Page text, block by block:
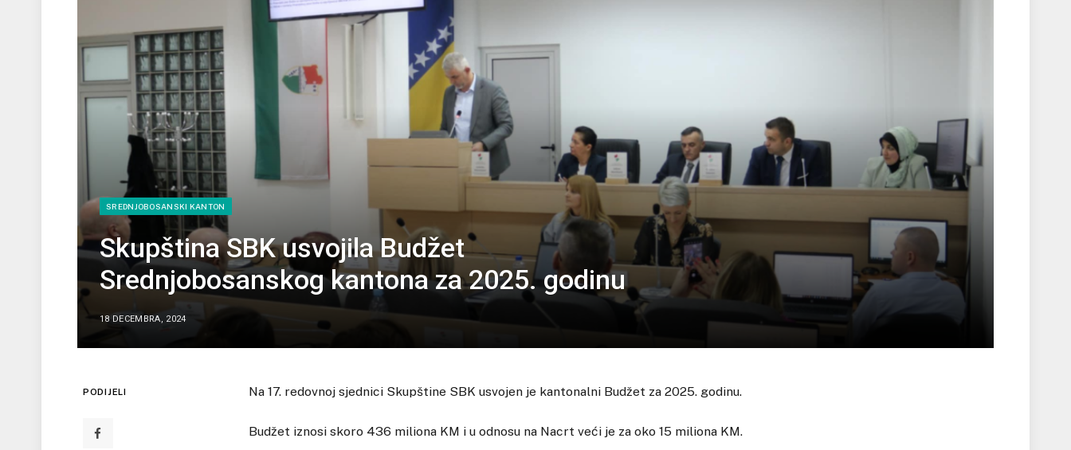
SREDNJOBOSANSKI KANTON
Skupština SBK usvojila Budžet
Srednjobosanskog kantona za 2025. godinu
18 DECEMBRA, 2024
PODIJELI Na 17. redovnoj sjednici Skupštine SBK usvojen je kantonalni Budžet za 2025. godinu.
Budžet iznosi skoro 436 miliona KM i u odnosu na Nacrt veći je za oko 15 miliona KM.